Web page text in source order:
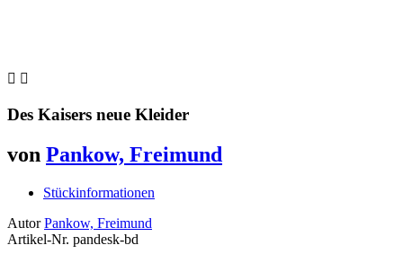
 
Des Kaisers neue Kleider
von Pankow, Freimund
Stückinformationen
Autor Pankow, Freimund
Artikel-Nr. pandesk-bd